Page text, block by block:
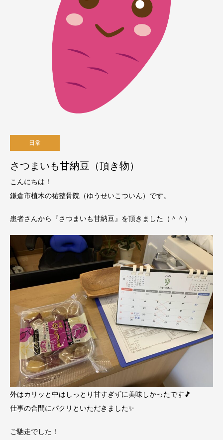
日常
さつまいも甘納豆（頂き物）
こんにちは！
鎌倉市植木の祐整骨院（ゆうせいこついん）です。
患者さんから『さつまいも甘納豆』を頂きました（＾＾）
外はカリッと中はしっとり甘すぎずに美味しかったです🎵
仕事の合間にパクリといただきました✨
ご馳走でした！